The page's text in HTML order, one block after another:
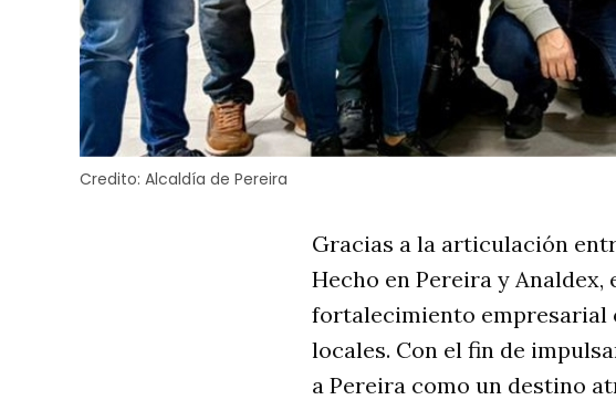
Credito: Alcaldía de Pereira
Gracias a la articulación
Hecho en Pereira y
fortalecimiento empresarial
locales. Con el fin de
a Pereira como un destino